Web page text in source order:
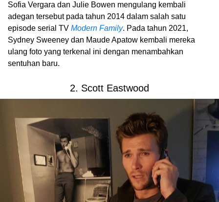
Sofia Vergara dan Julie Bowen mengulang kembali
adegan tersebut pada tahun 2014 dalam salah satu
episode serial TV Modern Family. Pada tahun 2021,
Sydney Sweeney dan Maude Apatow kembali mereka
ulang foto yang terkenal ini dengan menambahkan
sentuhan baru.
2. Scott Eastwood